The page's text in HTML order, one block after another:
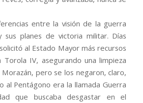
entre la visión de la guerra
planes de victoria militar. Días
al Estado Mayor más recursos
Torola IV, asegurando una limpieza
pero se los negaron, claro,
al Pentágono era la llamada Guerra
que buscaba desgastar en el